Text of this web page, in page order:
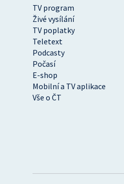
TV program
Živé vysílání
TV poplatky
Teletext
Podcasty
Počasí
E-shop
Mobilní a TV aplikace
Vše o ČT